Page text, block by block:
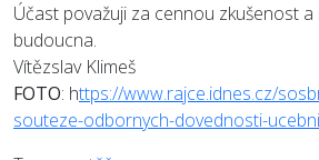
Účast považuji za cennou zkušenost
budoucna.
Vítězslav Klimeš
FOTO: https://www.rajce.idnes.cz/
souteze-odbornych-dovednosti-